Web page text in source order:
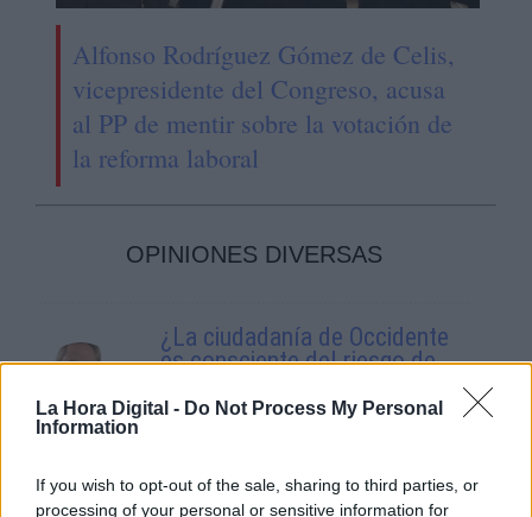
La Hora Digital - Do Not Process My Personal
Information
If you wish to opt-out of the sale, sharing to third parties, or
processing of your personal or sensitive information for
Alfonso Rodríguez Gómez de Celis,
vicepresidente del Congreso, acusa
al PP de mentir sobre la votación de
la reforma laboral
OPINIONES DIVERSAS
¿La ciudadanía de Occidente
es consciente del riesgo de
Por Álvaro Frutos Rosado y Gabinete
Suelta y confía